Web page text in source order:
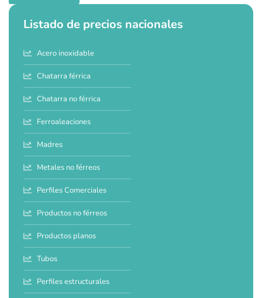
Listado de precios nacionales
Acero inoxidable
Chatarra férrica
Chatarra no férrica
Ferroaleaciones
Madres
Metales no férreos
Perfiles Comerciales
Productos no férreos
Productos planos
Tubos
Perfiles estructurales